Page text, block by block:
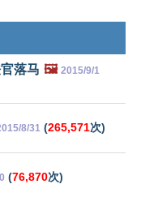
落马 🖼️ 2015/9/1
8/31 (265,571次)
(76,870次)